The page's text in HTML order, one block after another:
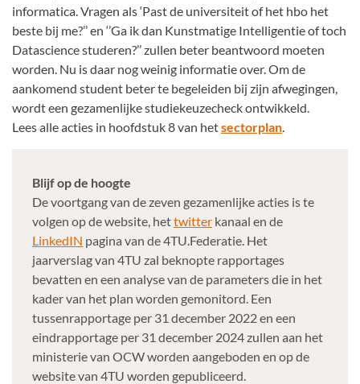
informatica. Vragen als ‘Past de universiteit of het hbo het
beste bij me?’’ en ‘’Ga ik dan Kunstmatige Intelligentie of toch
Datascience studeren?’’ zullen beter beantwoord moeten
worden. Nu is daar nog weinig informatie over. Om de
aankomend student beter te begeleiden bij zijn afwegingen,
wordt een gezamenlijke studiekeuzecheck ontwikkeld.
Lees alle acties in hoofdstuk 8 van hetsectorplan.
Blijf op de hoogte
De voortgang van de zeven gezamenlijke acties is te
volgen op de website, hettwitter kanaal en de
LinkedIN pagina van de 4TU.Federatie. Het
jaarverslag van 4TU zal beknopte rapportages
bevatten en een analyse van de parameters die in het
kader van het plan worden gemonitord. Een
tussenrapportage per 31 december 2022 en een
eindrapportage per 31 december 2024 zullen aan het
ministerie van OCW worden aangeboden en op de
website van 4TU worden gepubliceerd.